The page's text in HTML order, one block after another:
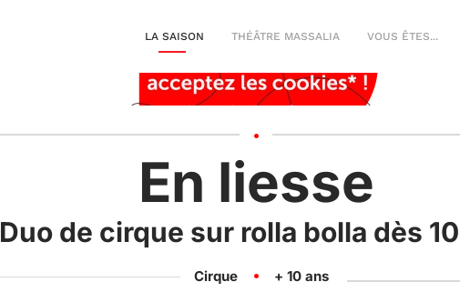
LA SAISON THÉÂTRE MASSALIA VOUS ÊTES...
En liesse
Duo de cirque sur rolla bolla dès
Cirque + 10 ans